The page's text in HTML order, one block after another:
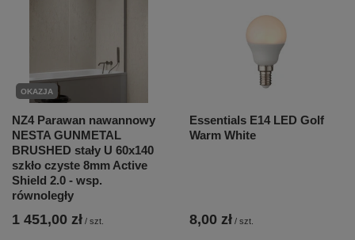
OKAZJA
NZ4 Parawan nawannowy
NESTA GUNMETAL
BRUSHED stały U 60x140
szkło czyste 8mm Active
Shield 2.0 - wsp.
równoległy
1 451,00 zł / szt.
Essentials E14 LED Golf
Warm White
8,00 zł / szt.